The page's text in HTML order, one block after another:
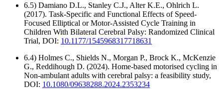
6.5) Damiano D.L., Stanley C.J., Alter K.E., Ohlrich L.
(2017). Task-Specific and Functional Effects of Speed-
Focused Elliptical or Motor-Assisted Cycle Training in
Children With Bilateral Cerebral Palsy: Randomized Clinical
Trial, DOI: 10.1177/1545968317718631
6.4) Holmes C., Shields N., Morgan P., Brock K., McKenzie
G., Reddihough D. (2024). Home-based motorised cycling in
Non-ambulant adults with cerebral palsy: a feasibility study,
DOI: 10.1080/09638288.2024.2353234